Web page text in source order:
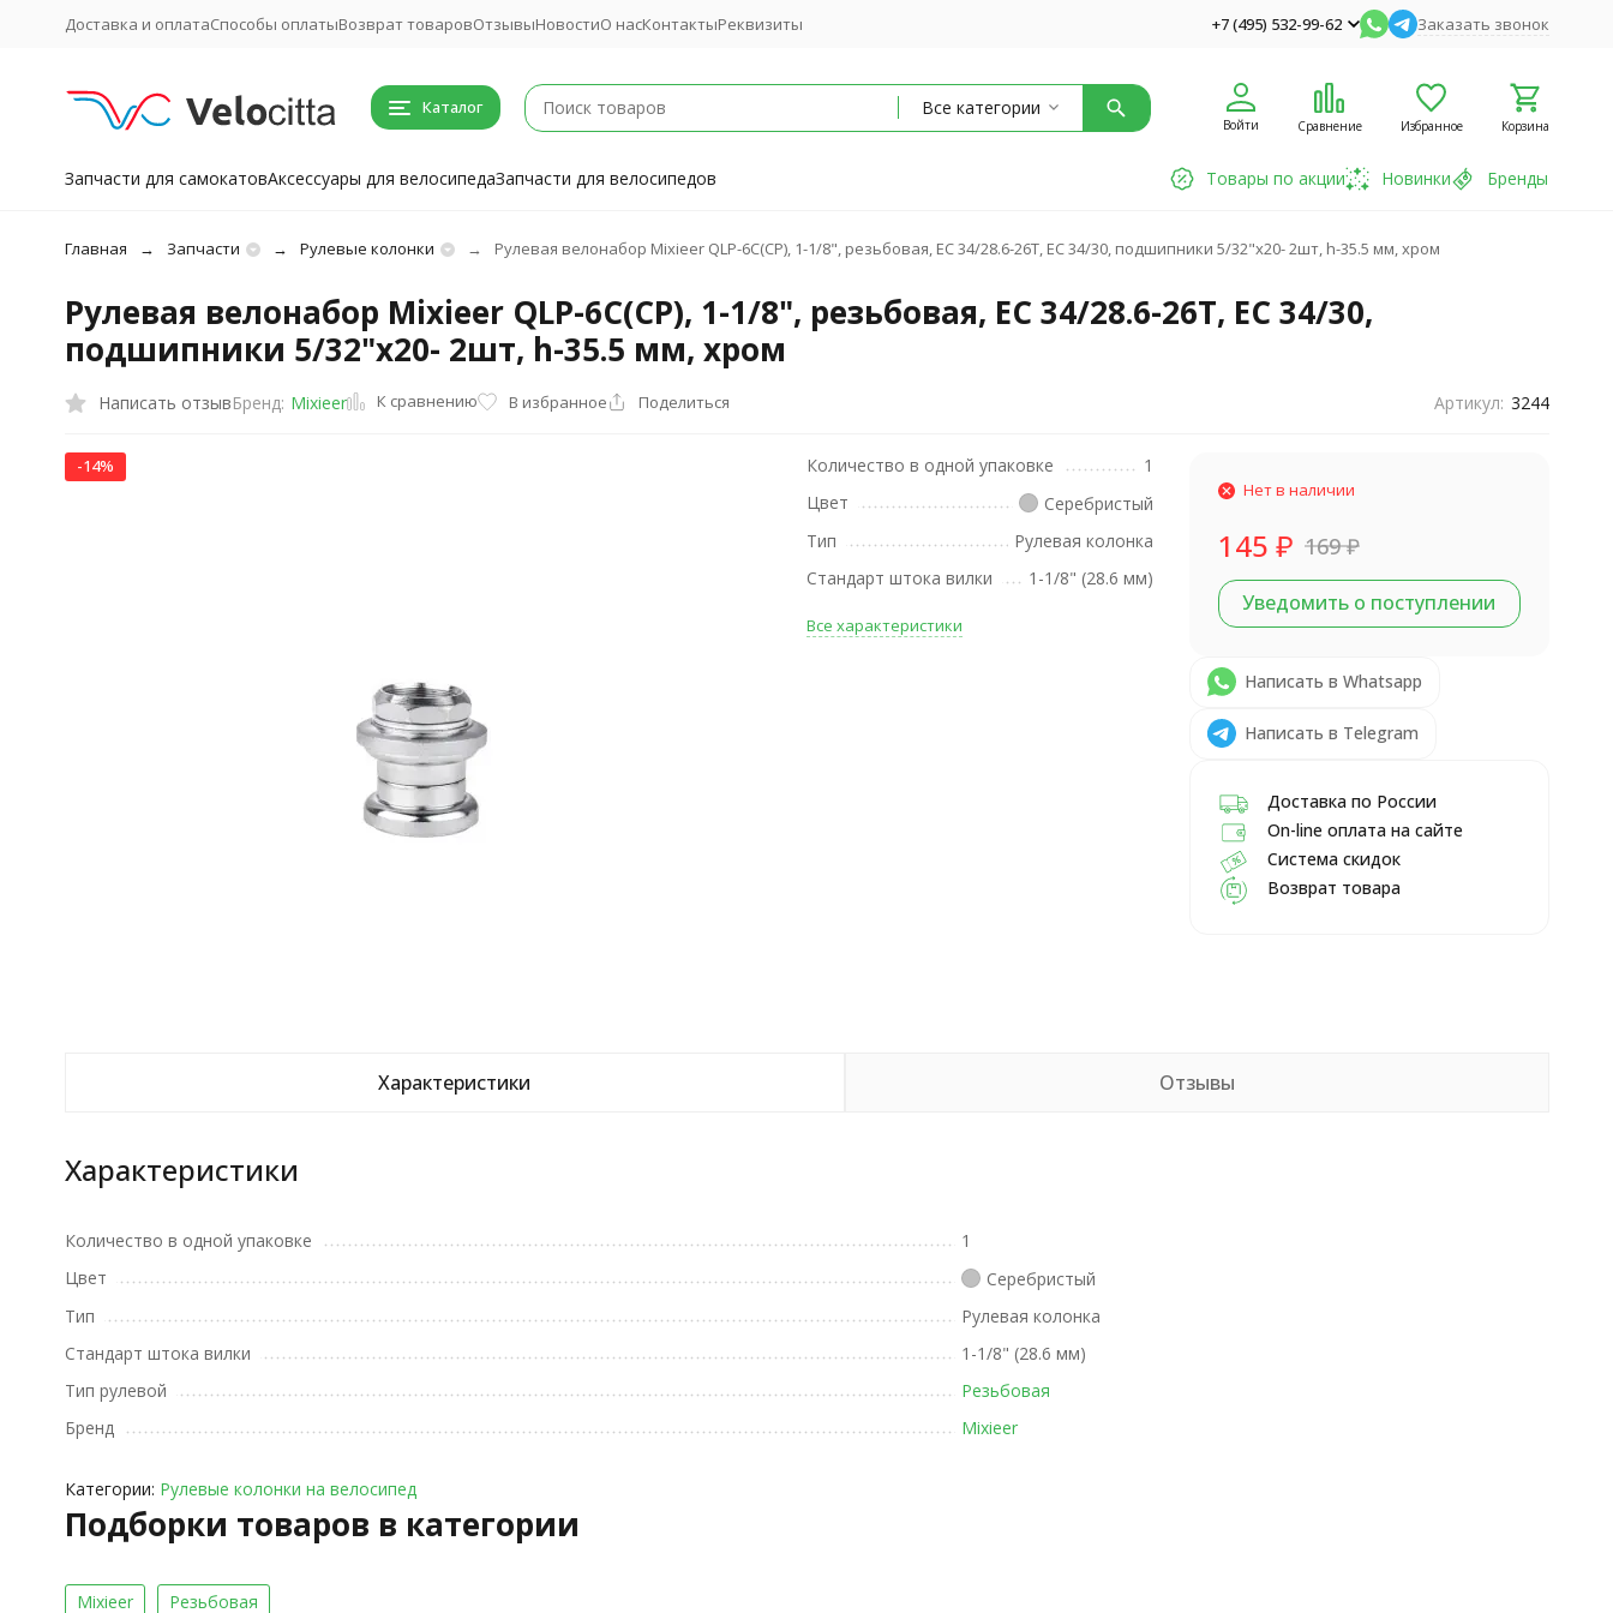
Доставка и оплатаСпособы оплатыВозврат товаровОтзывыНовостиО насКонтактыРеквизиты +7 (495) 532-99-62 Заказать звонок
Каталог Все категории
Войти Сравнение Избранное Корзина
Запчасти для самокатовАксессуары для велосипедаЗапчасти для велосипедов Товары по акции Новинки Бренды
Главная Запчасти Рулевые колонки Рулевая велонабор Mixieer QLP-6C(CP), 1-1/8", резьбовая, EC 34/28.6-26T, EC 34/30, подшипники 5/32"x20- 2шт, h-35.5 мм, хром
Рулевая велонабор Mixieer QLP-6C(CP), 1-1/8", резьбовая, EC 34/28.6-26T, EC 34/30,
подшипники 5/32"x20- 2шт, h-35.5 мм, хром
Написать отзывБренд: Mixieer К сравнению В избранное Поделиться Артикул: 3244
-14% Количество в одной упаковке
1
Цвет
Серебристый
Тип
Рулевая колонка
Стандарт штока вилки
1-1/8" (28.6 мм)
Все характеристики
Нет в наличии
145 ₽ 169₽
Уведомить о поступлении
Написать в Whatsapp
Написать в Telegram
Доставка по России
On-line оплата на сайте
Система скидок
Возврат товара
Характеристики Отзывы
Характеристики
Количество в одной упаковке
1
Цвет
Серебристый
Тип
Рулевая колонка
Стандарт штока вилки
1-1/8" (28.6 мм)
Тип рулевой
Резьбовая
Бренд
Mixieer
Категории: Рулевые колонки на велосипед
Подборки товаров в категории
Mixieer Резьбовая